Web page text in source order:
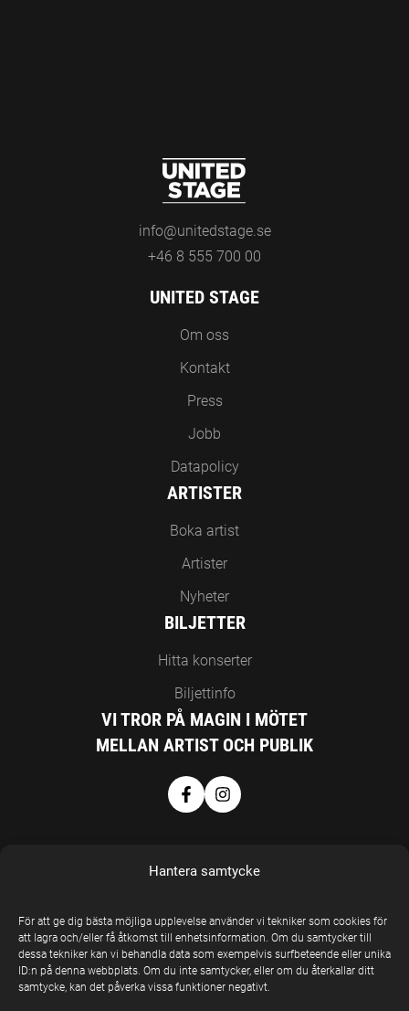
Hantera samtycke
För att ge dig bästa möjliga upplevelse använder vi tekniker som cookies för
att lagra och/eller få åtkomst till enhetsinformation. Om du samtycker till
dessa tekniker kan vi behandla data som exempelvis surfbeteende eller unika
ID:n på denna webbplats. Om du inte samtycker, eller om du återkallar ditt
samtycke, kan det påverka vissa funktioner negativt.
info@unitedstage.se
+46 8 555 700 00
UNITED STAGE
Om oss
Kontakt
Press
Jobb
Datapolicy
ARTISTER
Boka artist
Artister
Nyheter
BILJETTER
Hitta konserter
Biljettinfo
VI TROR PÅ MAGIN I MÖTET
MELLAN ARTIST OCH PUBLIK
EN DEL AV
UNITED STAGE
GROUP